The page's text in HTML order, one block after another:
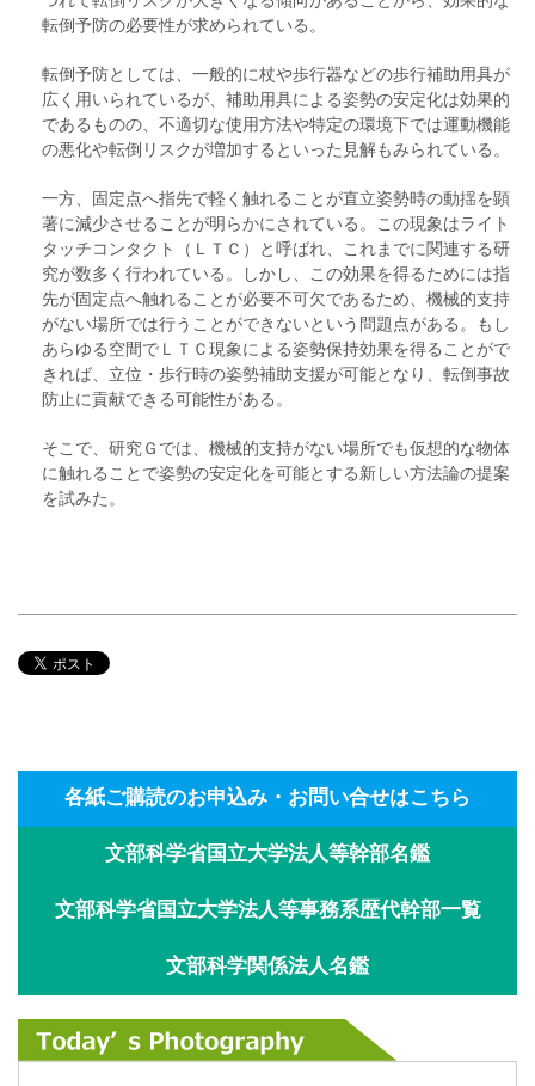
転倒予防の必要性が求められている。
転倒予防としては、一般的に杖や歩行器などの歩行補助用具が
広く用いられているが、補助用具による姿勢の安定化は効果的
であるものの、不適切な使用方法や特定の環境下では運動機能
の悪化や転倒リスクが増加するといった見解もみられている。
一方、固定点へ指先で軽く触れることが直立姿勢時の動揺を顕
著に減少させることが明らかにされている。この現象はライト
タッチコンタクト（ＬＴＣ）と呼ばれ、これまでに関連する研
究が数多く行われている。しかし、この効果を得るためには指
先が固定点へ触れることが必要不可欠であるため、機械的支持
がない場所では行うことができないという問題点がある。もし
あらゆる空間でＬＴＣ現象による姿勢保持効果を得ることがで
きれば、立位・歩行時の姿勢補助支援が可能となり、転倒事故
防止に貢献できる可能性がある。
そこで、研究Ｇでは、機械的支持がない場所でも仮想的な物体
に触れることで姿勢の安定化を可能とする新しい方法論の提案
を試みた。
各紙ご購読のお申込み・お問い合せはこちら
文部科学省国立大学法人等幹部名鑑
文部科学省国立大学法人等事務系歴代幹部一覧
文部科学関係法人名鑑